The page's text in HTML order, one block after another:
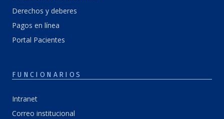
Derechos y deberes
Pagos en línea
Portal Pacientes
FUNCIONARIOS
Intranet
Correo institucional